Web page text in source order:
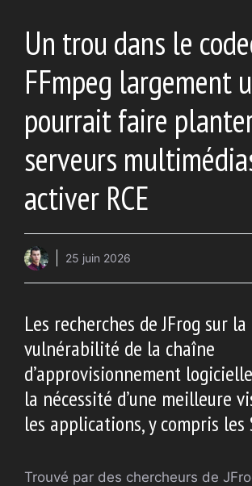
Un trou dans le
FFmpeg largement
pourrait faire
serveurs
activer RCE
25 juin 2026
Les recherches de JFrog sur la
vulnérabilité de la chaîne
d’approvisionnement
la nécessité d’une meilleure
les applications, y compris les
Trouvé par des chercheurs de